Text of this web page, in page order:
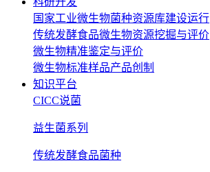
国家工业微生物菌种资源库建设运行
传统发酵食品微生物资源挖掘与评价
微生物精准鉴定与评价
微生物标准样品产品创制
知识平台
CICC说菌
益生菌系列
传统发酵食品菌种